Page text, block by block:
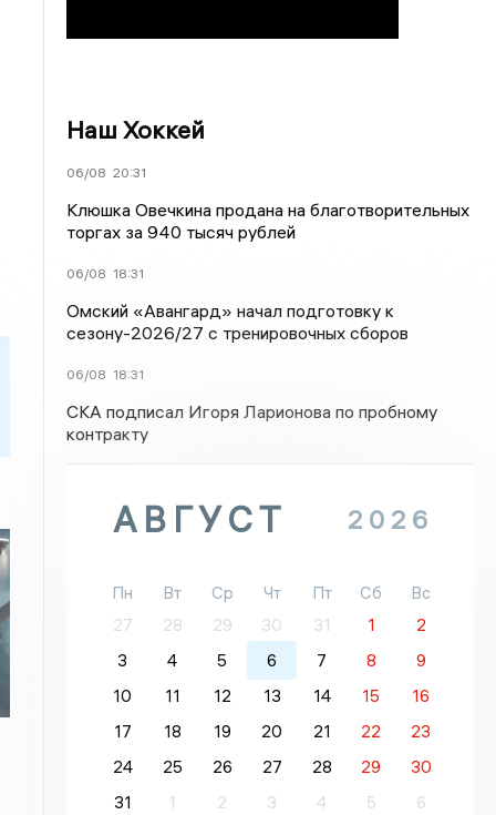
Наш Хоккей
06/08 20:31
Клюшка Овечкина продана на благотворительных
торгах за 940 тысяч рублей
06/08 18:31
Омский «Авангард» начал подготовку к
сезону-2026/27 с тренировочных сборов
06/08 18:31
СКА подписал Игоря Ларионова по пробному
контракту
АВГУСТ 2026
Пн Вт Ср Чт Пт Сб
Вс
27
28 29 30 31 1
2
3
4 5 6 7 8
9
10
11 12 13 14 15
16
17
18 19 20 21 22
23
24
25 26 27 28 29
30
31
1 2 3 4 5 6